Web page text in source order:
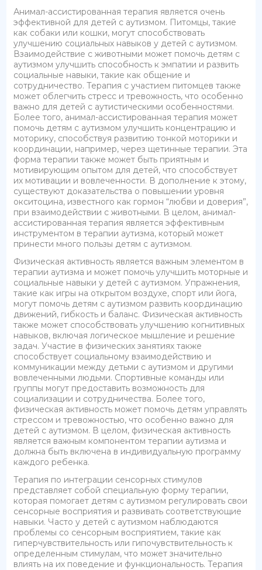
Анимал-ассистированная терапия является очень
эффективной для детей с аутизмом. Питомцы, такие
как собаки или кошки, могут способствовать
улучшению социальных навыков у детей с аутизмом.
Взаимодействие с животными может помочь детям с
аутизмом улучшить способность к эмпатии и развить
социальные навыки, такие как общение и
сотрудничество. Терапия с участием питомцев также
может облегчить стресс и тревожность, что особенно
важно для детей с аутистическими особенностями.
Более того, анимал-ассистированная терапия может
помочь детям с аутизмом улучшить концентрацию и
моторику, способствуя развитию тонкой моторики и
координации, например, через щетинные терапии. Эта
форма терапии также может быть приятным и
мотивирующим опытом для детей, что способствует
их мотивации и вовлеченности. В дополнение к этому,
существуют доказательства о повышении уровня
окситоцина, известного как гормон “любви и доверия”,
при взаимодействии с животными. В целом, анимал-
ассистированная терапия является эффективным
инструментом в терапии аутизма, который может
принести много пользы детям с аутизмом.
Физическая активность является важным элементом в
терапии аутизма и может помочь улучшить моторные и
социальные навыки у детей с аутизмом. Упражнения,
такие как игры на открытом воздухе, спорт или йога,
могут помочь детям с аутизмом развить координацию
движений, гибкость и баланс. Физическая активность
также может способствовать улучшению когнитивных
навыков, включая логическое мышление и решение
задач. Участие в физических занятиях также
способствует социальному взаимодействию и
коммуникации между детьми с аутизмом и другими
вовлеченными людьми. Спортивные команды или
группы могут предоставить возможность для
социализации и сотрудничества. Более того,
физическая активность может помочь детям управлять
стрессом и тревожностью, что особенно важно для
детей с аутизмом. В целом, физическая активность
является важным компонентом терапии аутизма и
должна быть включена в индивидуальную программу
каждого ребенка.
Терапия по интеграции сенсорных стимулов
представляет собой специальную форму терапии,
которая помогает детям с аутизмом регулировать свои
сенсорные восприятия и развивать соответствующие
навыки. Часто у детей с аутизмом наблюдаются
проблемы со сенсорным восприятием, такие как
гиперчувствительность или гипочувствительность к
определенным стимулам, что может значительно
влиять на их поведение и функциональность. Терапия